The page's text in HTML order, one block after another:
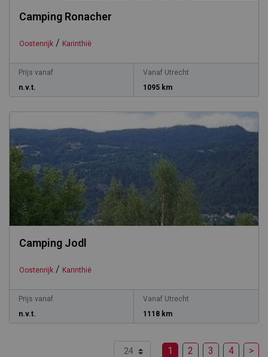
Camping Ronacher
Oostenrijk / Karinthië
Prijs vanaf
n.v.t.
Vanaf Utrecht
1095 km
Camping Jodl
Oostenrijk / Karinthië
Prijs vanaf
n.v.t.
Vanaf Utrecht
1118 km
1 2 3 4 >